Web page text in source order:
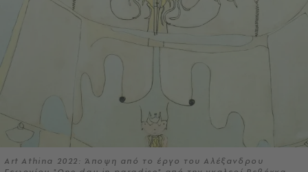
Art Athina 2022: Άποψη από το έργο του Αλέξανδρου